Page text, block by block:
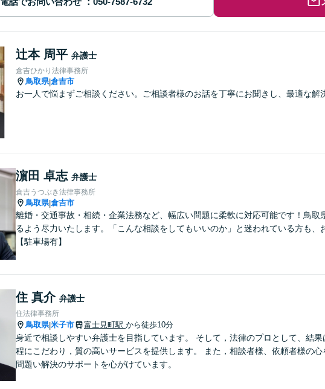
辻本 周平 弁護士
倉吉ひかり法律事務所
鳥取県|倉吉市
お一人で悩まずご相談ください。ご相談者様のお話を丁寧にお聞きし、最適な解
濵田 卓志 弁護士
倉吉うつぶき法律事務所
鳥取県|倉吉市
離婚・交通事故・相続・企業法務など、幅広い問題に柔軟に対応可能です！鳥取
るよう尽力いたします。「こんな相談をしてもいいのか」と迷われている方も、
【駐車場有】
住 真介 弁護士
住法律事務所
鳥取県|米子市 富士見町駅 から徒歩10分
身近で相談しやすい弁護士を目指しています。 そして，法律のプロとして、結
程にこだわり，質の高いサービスを提供します。 また，相談者様、依頼者様の
問題い解決のサポートを心がけています。